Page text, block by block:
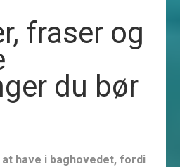
fraser og
du bør
have i baghovedet, fordi